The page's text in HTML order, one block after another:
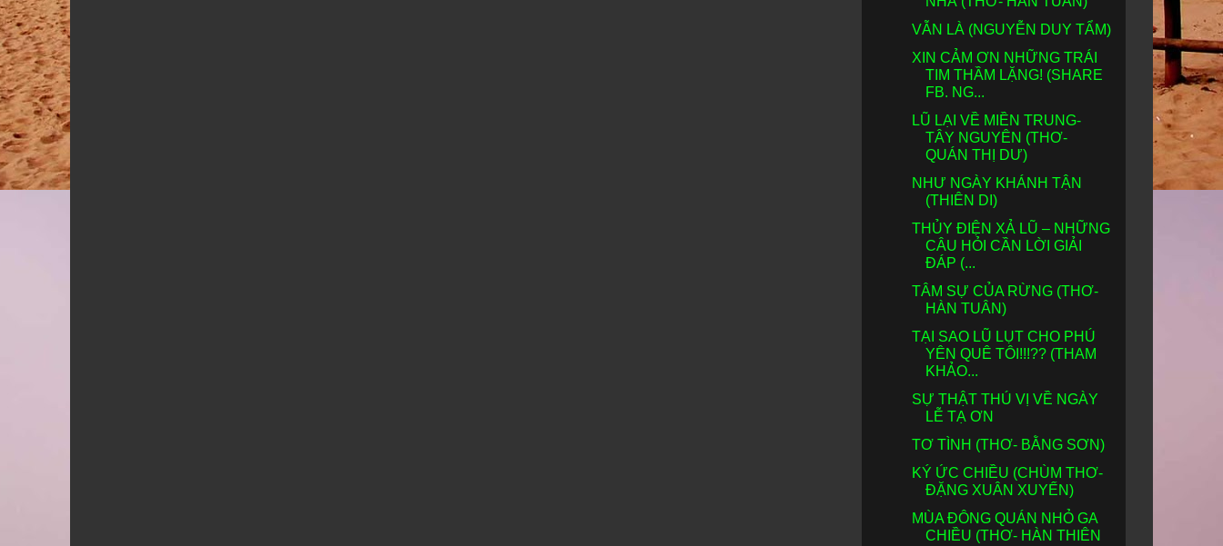
VẪN LÀ (NGUYỄN DUY TẨM)
XIN CẢM ƠN NHỮNG TRÁI
TIM THẦM LẶNG! (SHARE
FB. NG...
LŨ LẠI VỀ MIỀN TRUNG-
TÂY NGUYÊN (THƠ-
QUÁN THỊ DƯ)
NHƯ NGÀY KHÁNH TẬN
(THIÊN DI)
THỦY ĐIỆN XẢ LŨ – NHỮNG
CÂU HỎI CẦN LỜI GIẢI
ĐÁP (...
TÂM SỰ CỦA RỪNG (THƠ-
HÀN TUÂN)
TẠI SAO LŨ LỤT CHO PHÚ
YÊN QUÊ TÔI!!!?? (THAM
KHẢO...
SỰ THẬT THÚ VỊ VỀ NGÀY
LỄ TẠ ƠN
TƠ TÌNH (THƠ- BẰNG SƠN)
KÝ ỨC CHIỀU (CHÙM THƠ-
ĐẶNG XUÂN XUYẾN)
MÙA ĐÔNG QUÁN NHỎ GA
CHIỀU (THƠ- HÀN THIÊN